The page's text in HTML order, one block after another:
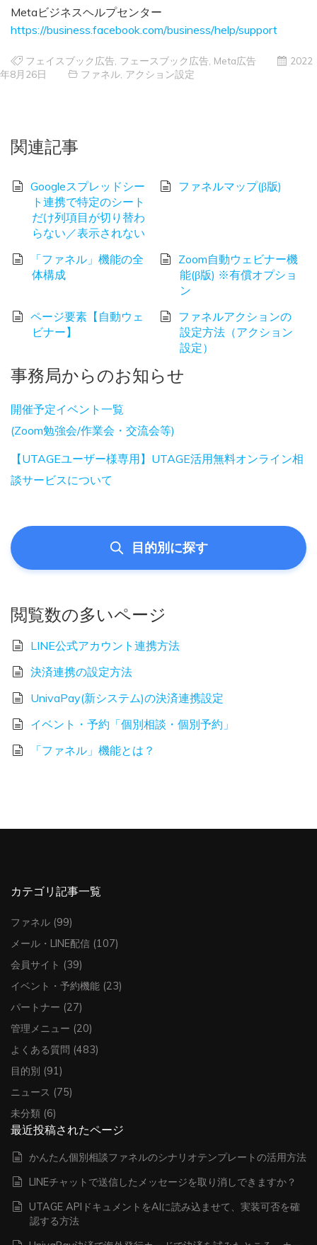
Metaビジネスヘルプセンター
https://business.facebook.com/business/help/support
フェイスブック広告 フェースブック広告 Meta広告
2022
年8月26日
ファネル アクション設定
関連記事
Googleスプレッドシー
ト連携で特定のシート
だけ列項目が切り替わ
らない／表示されない
ファネルマップ(β版)
「ファネル」機能の全
体構成
Zoom自動ウェビナー機
能(β版) ※有償オプショ
ン
ページ要素【自動ウェ
ビナー】
ファネルアクションの
設定方法（アクション
設定）
事務局からのお知らせ
開催予定イベント一覧
(Zoom勉強会/作業会・交流会等)
【UTAGEユーザー様専用】UTAGE活用無料オンライン相
談サービスについて
目的別に探す
閲覧数の多いページ
LINE公式アカウント連携方法
決済連携の設定方法
UnivaPay(新システム)の決済連携設定
イベント・予約「個別相談・個別予約」
「ファネル」機能とは？
カテゴリ記事一覧
ファネル (99)
メール・LINE配信 (107)
会員サイト (39)
イベント・予約機能 (23)
パートナー (27)
管理メニュー (20)
よくある質問 (483)
目的別 (91)
ニュース (75)
未分類 (6)
最近投稿されたページ
かんたん個別相談ファネルのシナリオテンプレートの活用方法
LINEチャットで送信したメッセージを取り消しできますか？
UTAGE APIドキュメントをAIに読み込ませて、実装可否を確
認する方法